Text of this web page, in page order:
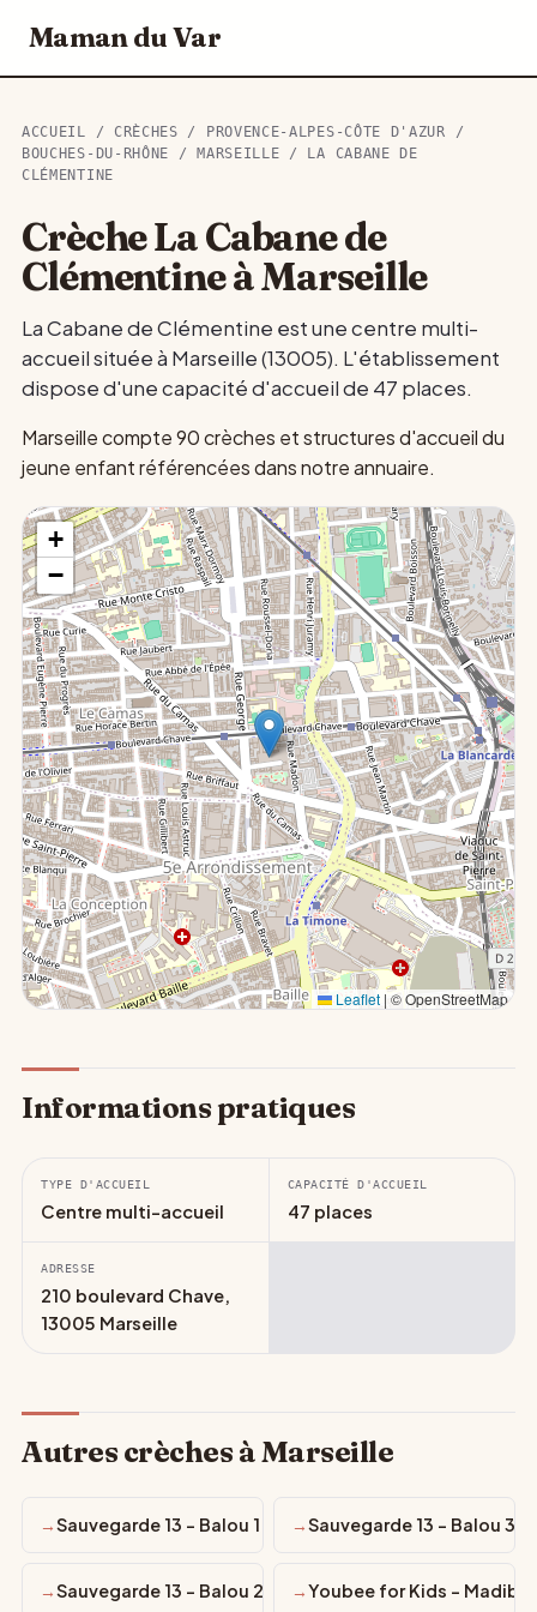
Maman du Var
ACCUEIL / CRÈCHES / PROVENCE-ALPES-CÔTE D'AZUR /
BOUCHES-DU-RHÔNE / MARSEILLE / LA CABANE DE
CLÉMENTINE
Crèche La Cabane de
Clémentine à Marseille
La Cabane de Clémentine est une centre multi-
accueil située à Marseille (13005). L'établissement
dispose d'une capacité d'accueil de 47 places.
Marseille compte 90 crèches et structures d'accueil du
jeune enfant référencées dans notre annuaire.
+
−
Leaflet | © OpenStreetMap
Informations pratiques
TYPE D'ACCUEIL
Centre multi-accueil
CAPACITÉ D'ACCUEIL
47 places
ADRESSE
210 boulevard Chave,
13005 Marseille
Autres crèches à Marseille
Sauvegarde 13 - Balou 1 Sauvegarde 13 - Balou 3
Sauvegarde 13 - Balou 2 Youbee for Kids - Madiba